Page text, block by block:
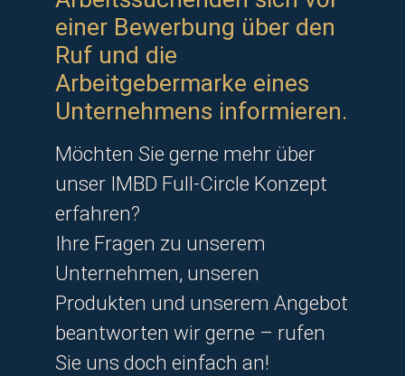
einer Bewerbung über den
Ruf und die
Arbeitgebermarke eines
Unternehmens informieren.
Möchten Sie gerne mehr über
unser IMBD Full-Circle Konzept
erfahren?
Ihre Fragen zu unserem
Unternehmen, unseren
Produkten und unserem Angebot
beantworten wir gerne – rufen
Sie uns doch einfach an!